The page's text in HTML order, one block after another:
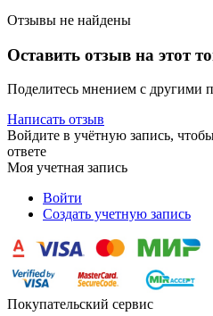
Отзывы не найдены
Оставить отзыв на этот
Поделитесь мнением с другими
Написать отзыв
Войдите в учётную запись,
ответе
Моя учетная запись
Войти
Создать учетную запись
Покупательский сервис